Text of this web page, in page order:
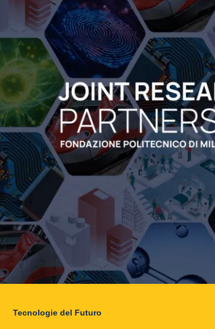
Tecnologie del Futuro